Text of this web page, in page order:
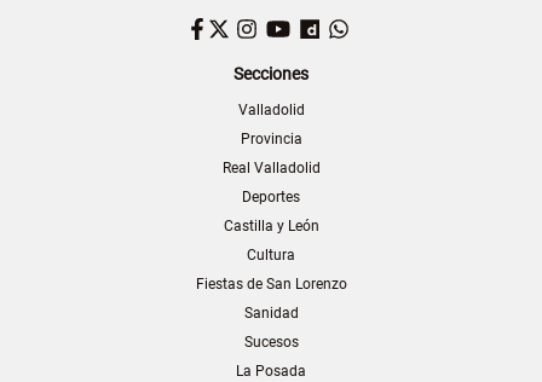
Facebook
TwitterInstagram
YouTubeDailymotion
Secciones
Valladolid
Provincia
Real Valladolid
Deportes
Castilla y León
Cultura
Fiestas de San Lorenzo
Sanidad
Sucesos
La Posada